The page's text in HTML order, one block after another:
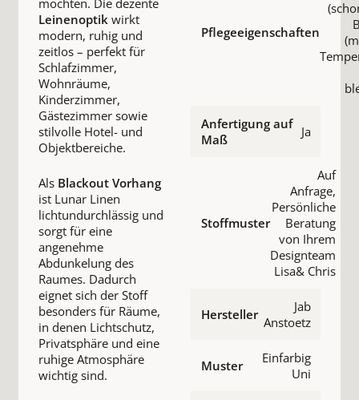
Leinenoptik wirkt
modern, ruhig und
zeitlos – perfekt für
Schlafzimmer,
Wohnräume,
Kinderzimmer,
Gästezimmer sowie
stilvolle Hotel- und
Objektbereiche.
Als Blackout Vorhang
ist Lunar Linen
lichtundurchlässig und
sorgt für eine
angenehme
Abdunkelung des
Raumes. Dadurch
eignet sich der Stoff
besonders für Räume,
in denen Lichtschutz,
Privatsphäre und eine
ruhige Atmosphäre
wichtig sind.
Pflegeeigenschaften
Anfertigung auf
Maß
Ja
Stoffmuster
Auf
Anfrage,
Persönliche
Beratung
von Ihrem
Designteam
Lisa& Chris
Hersteller
Jab
Anstoetz
Muster
Einfarbig
Uni